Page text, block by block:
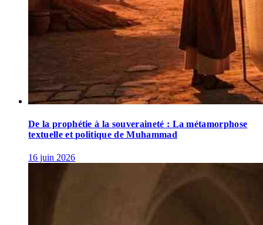
De la prophétie à la souveraineté : La métamorphose
textuelle et politique de Muhammad
16 juin 2026